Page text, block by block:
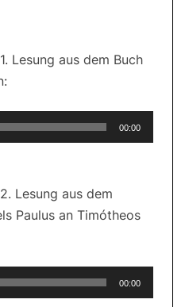
Lesung aus dem Buch
00:00
Lesung aus dem
Paulus an Timótheos
00:00